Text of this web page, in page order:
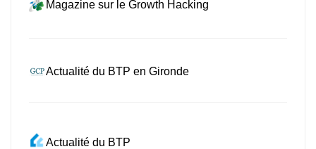
Magazine sur le Growth Hacking
Actualité du BTP en Gironde
Actualité du BTP